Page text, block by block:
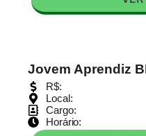
Jovem Aprendiz
R$:
Local:
Cargo:
Horário: